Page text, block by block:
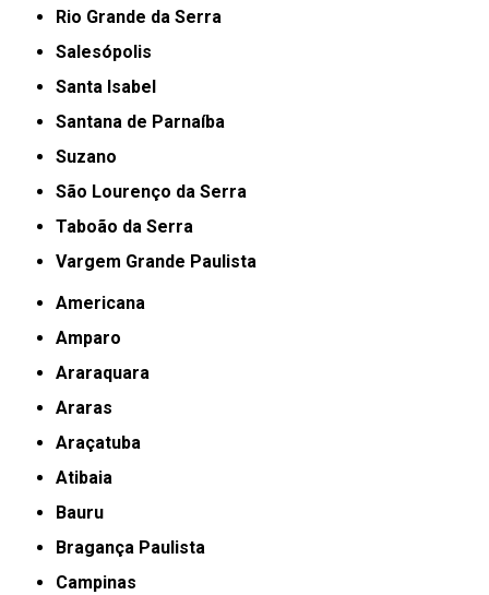
Rio Grande da Serra
Salesópolis
Santa Isabel
Santana de Parnaíba
Suzano
São Lourenço da Serra
Taboão da Serra
Vargem Grande Paulista
Americana
Amparo
Araraquara
Araras
Araçatuba
Atibaia
Bauru
Bragança Paulista
Campinas